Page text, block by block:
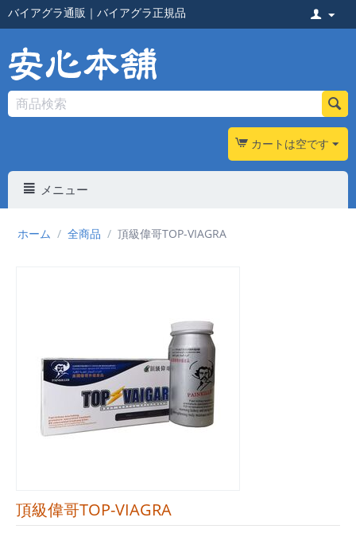
バイアグラ通販 ｜ バイアグラ正規品
カートは空です
メニュー
ホーム / 全商品 / 頂級偉哥TOP-VIAGRA
頂級偉哥TOP-VIAGRA